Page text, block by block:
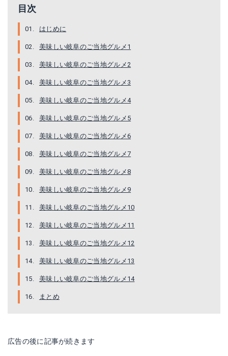
目次
はじめに
美味しい岐阜のご当地グルメ1
美味しい岐阜のご当地グルメ2
美味しい岐阜のご当地グルメ3
美味しい岐阜のご当地グルメ4
美味しい岐阜のご当地グルメ5
美味しい岐阜のご当地グルメ6
美味しい岐阜のご当地グルメ7
美味しい岐阜のご当地グルメ8
美味しい岐阜のご当地グルメ9
美味しい岐阜のご当地グルメ10
美味しい岐阜のご当地グルメ11
美味しい岐阜のご当地グルメ12
美味しい岐阜のご当地グルメ13
美味しい岐阜のご当地グルメ14
まとめ
広告の後に記事が続きます